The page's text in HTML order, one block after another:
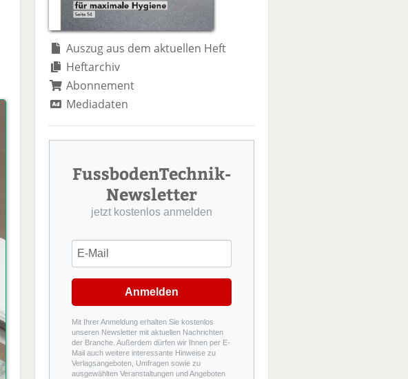
Auszug aus dem aktuellen Heft
Heftarchiv
Abonnement
Mediadaten
FussbodenTechnik-
Newsletter
jetzt kostenlos anmelden
Anmelden
Mit Ihrer Anmeldung erhalten Sie kostenlos
unseren Newsletter mit aktuellen Nachrichten
der Branche. Außerdem dürfen wir Ihnen per E-
Mail auch weitere interessante Hinweise zu
Verlagsangeboten, Umfragen sowie zu
ausgewählten Veranstaltungen und Angeboten